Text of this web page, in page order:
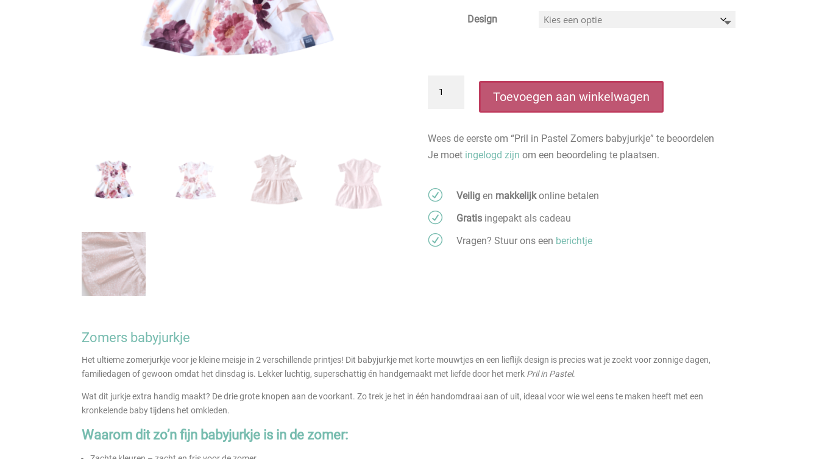
Design
Zomers
babyjurkje
Toevoegen aan winkelwagen
Wees de eerste om “Pril in Pastel Zomers babyjurkje” te beoordelen
Je moet ingelogd zijn om een beoordeling te plaatsen.
R Veiligen makkelijkonline betalen
R Gratisingepakt als cadeau
R Vragen? Stuur ons een berichtje
Zomers babyjurkje
Het ultieme zomerjurkje voor je kleine meisje in 2 verschillende printjes! Dit babyjurkje met korte mouwtjes en een lieflijk design is precies wat je zoekt voor zonnige dagen,
familiedagen of gewoon omdat het dinsdag is. Lekker luchtig, superschattig én handgemaakt met liefde door het merk Pril in Pastel.
Wat dit jurkje extra handig maakt? De drie grote knopen aan de voorkant. Zo trek je het in één handomdraai aan of uit, ideaal voor wie wel eens te maken heeft met een
kronkelende baby tijdens het omkleden.
Waarom dit zo’n fijn babyjurkje is in de zomer: